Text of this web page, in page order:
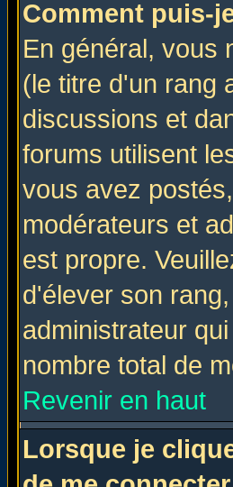
Comment puis-
En général, vous
(le titre d'un rang
discussions et
forums utilisent
vous avez
modérateurs et
est propre.
d'élever son
administrateur
nombre total de
Revenir en haut
Lorsque je